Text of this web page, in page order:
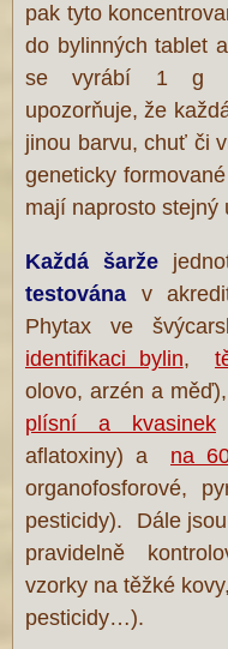
pak tyto
do bylinných tablet
se vyrábí 1 g
upozorňuje, že
jinou barvu, chuť či
geneticky
mají naprosto stejný
Každá šarže
testována v
Phytax ve
identifikaci bylin,
olovo, arzén a měď),
plísní a kvasinek
aflatoxiny) a na
organofosforové,
pesticidy). Dále
pravidelně
vzorky na těžké
pesticidy…).